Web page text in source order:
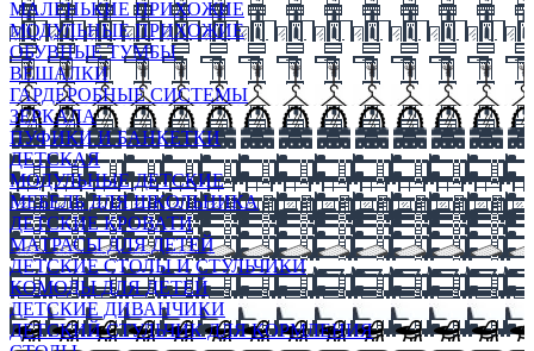
МАЛЕНЬКИЕ ПРИХОЖИЕ
МОДУЛЬНЫЕ ПРИХОЖИЕ
ОБУВНЫЕ ТУМБЫ
ВЕШАЛКИ
ГАРДЕРОБНЫЕ СИСТЕМЫ
ЗЕРКАЛА
ПУФИКИ И БАНКЕТКИ
ДЕТСКАЯ
МОДУЛЬНЫЕ ДЕТСКИЕ
МЕБЕЛЬ ДЛЯ ШКОЛЬНИКА
ДЕТСКИЕ КРОВАТИ
МАТРАСЫ ДЛЯ ДЕТЕЙ
ДЕТСКИЕ СТОЛЫ И СТУЛЬЧИКИ
КОМОДЫ ДЛЯ ДЕТЕЙ
ДЕТСКИЕ ДИВАНЧИКИ
ДЕТСКИЙ СТУЛЬЧИК ДЛЯ КОРМЛЕНИЯ